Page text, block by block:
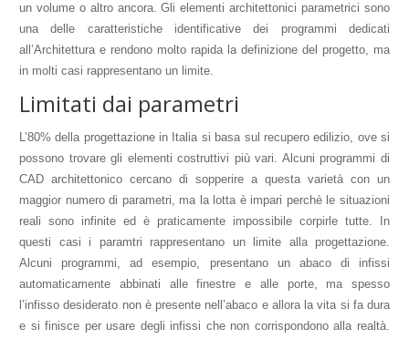
un volume o altro ancora. Gli elementi architettonici parametrici sono
una delle caratteristiche identificative dei programmi dedicati
all’Architettura e rendono molto rapida la definizione del progetto, ma
in molti casi rappresentano un limite.
Limitati dai parametri
L’80% della progettazione in Italia si basa sul recupero edilizio, ove si
possono trovare gli elementi costruttivi più vari. Alcuni programmi di
CAD architettonico cercano di sopperire a questa varietà con un
maggior numero di parametri, ma la lotta è impari perchè le situazioni
reali sono infinite ed è praticamente impossibile corpirle tutte. In
questi casi i paramtri rappresentano un limite alla progettazione.
Alcuni programmi, ad esempio, presentano un abaco di infissi
automaticamente abbinati alle finestre e alle porte, ma spesso
l’infisso desiderato non è presente nell’abaco e allora la vita si fa dura
e si finisce per usare degli infissi che non corrispondono alla realtà.